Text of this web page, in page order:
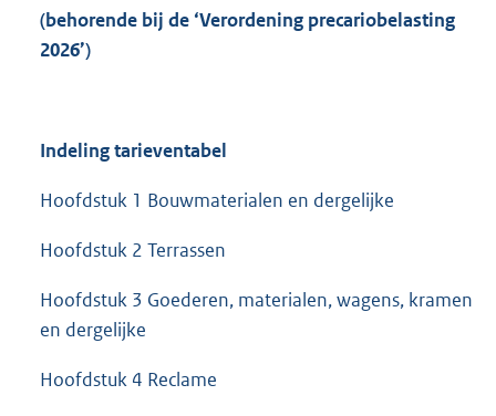
(behorende bij de ‘Verordening precariobelasting
2026’)
Indeling tarieventabel
Hoofdstuk 1 Bouwmaterialen en dergelijke
Hoofdstuk 2 Terrassen
Hoofdstuk 3 Goederen, materialen, wagens, kramen
en dergelijke
Hoofdstuk 4 Reclame